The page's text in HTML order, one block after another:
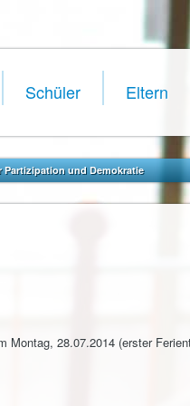
Schüler Eltern
und Demokratie
Montag, 28.07.2014 (erster